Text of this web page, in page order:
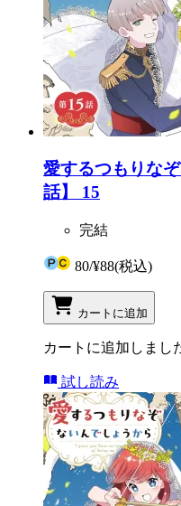
愛するつもりな
話】 15
完結
80/¥88(税込)
カートに追加
カートに追加しまし
試し読み